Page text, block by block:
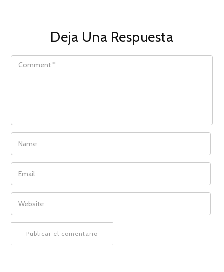
Deja Una Respuesta
COMMENT
NAME
EMAIL
WEBSITE